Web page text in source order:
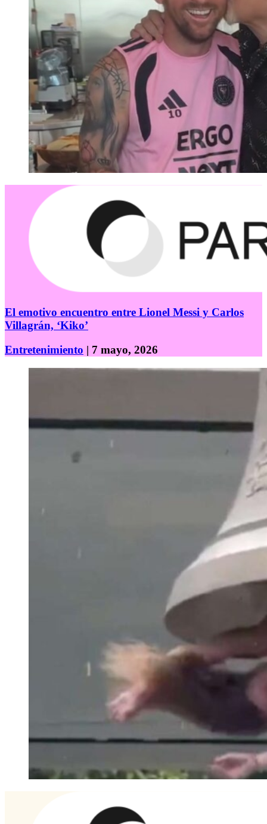
El emotivo encuentro entre Lionel Messi y Carlos
Villagrán, ‘Kiko’
Entretenimiento | 7 mayo, 2026